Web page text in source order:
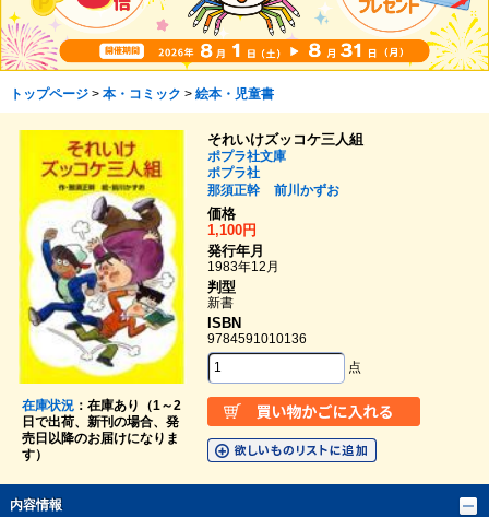
トップページ> 本・コミック > 絵本・児童書
在庫状況：在庫あり（1～2
日で出荷、新刊の場合、発
売日以降のお届けになりま
す）
それいけズッコケ三人組
ポプラ社文庫
ポプラ社
那須正幹
前川かずお
価格
1,100円
発行年月
1983年12月
判型
新書
ISBN
9784591010136
点
内容情報